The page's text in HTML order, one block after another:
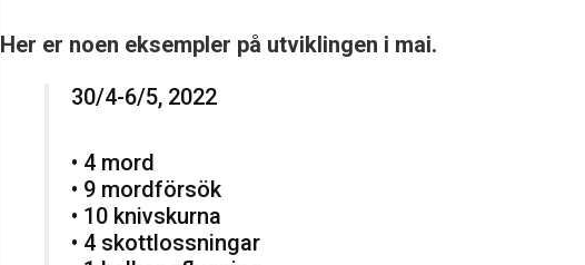
Her er noen eksempler på utviklingen i mai.
30/4-6/5, 2022
• 4 mord
• 9 mordförsök
• 10 knivskurna
• 4 skottlossningar